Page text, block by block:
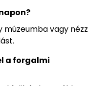
múzeumba vagy nézz
a forgalmi